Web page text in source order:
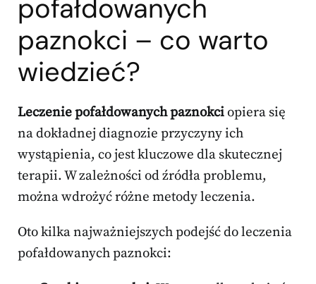
pofałdowanych
paznokci – co warto
wiedzieć?
Leczenie pofałdowanych paznokciopiera się
na dokładnej diagnozie przyczyny ich
wystąpienia, co jest kluczowe dla skutecznej
terapii. W zależności od źródła problemu,
można wdrożyć różne metody leczenia.
Oto kilka najważniejszych podejść do leczenia
pofałdowanych paznokci: